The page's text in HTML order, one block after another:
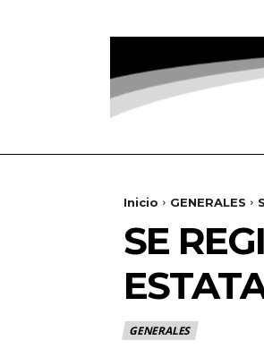
Inicio GENERALES
SE
GENERALES